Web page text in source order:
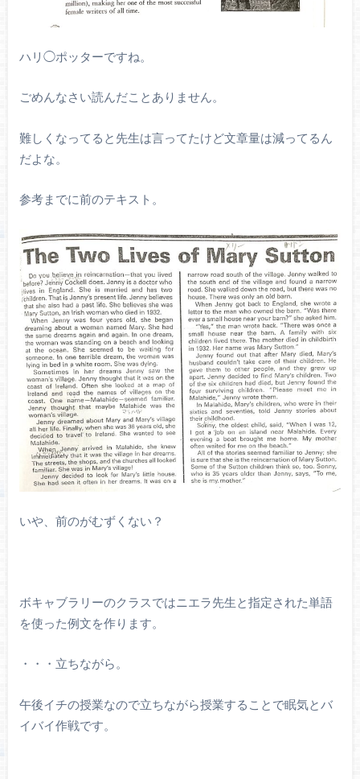
ハリ◯ポッターですね。
ごめんなさい読んだことありません。
難しくなってると先生は言ってたけど文章量は減ってるん
だよな。
参考までに前のテキスト。
いや、前のがむずくない？
ボキャブラリーのクラスではニエラ先生と指定された単語
を使った例文を作ります。
・・・立ちながら。
午後イチの授業なので立ちながら授業することで眠気とバ
イバイ作戦です。